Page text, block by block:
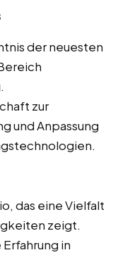
der neuesten
zur
und Anpassung
das eine Vielfalt
zeigt.
in